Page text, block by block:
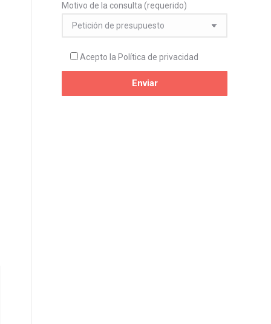
Motivo de la consulta (requerido)
Acepto la Política de privacidad